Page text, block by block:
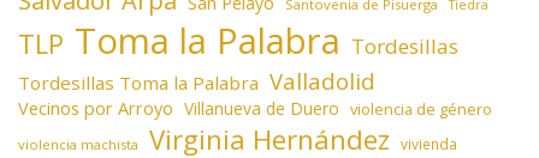
Santovenia de Pisuerga Tiedra
TLP Toma la Palabra Tordesillas
Tordesillas Toma la Palabra Valladolid
Vecinos por Arroyo Villanueva de Duero violencia de género
violencia machista Virginia Hernández vivienda